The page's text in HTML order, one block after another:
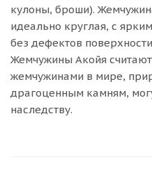
кулоны, броши).
идеально круглая, с
без дефектов
Жемчужины Акойя
жемчужинами в мире,
драгоценным камням,
наследству.